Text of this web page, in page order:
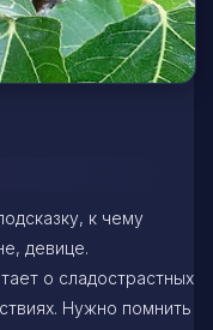
к чему
девице.
о сладострастных
Нужно помнить